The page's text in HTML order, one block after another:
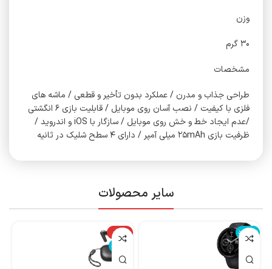
وزن
۳۰ گرم
مشخصات
طراحی جذاب و مدرن / عملکرد بدون تأخیر و قطعی / ماشه های
فلزی با کیفیت / نصب آسان روی موبایل / قابلیت بازی ۶ انگشتی
/عدم ایجاد خط و خش روی موبایل / سازگار با iOS و اندروید /
ظرفیت بازی ۲۵mAh میلی آمپر / دارای ۴ سطح شلیک در ثانیه
سایر محصولات
ناموجود
-14%
ناموجود